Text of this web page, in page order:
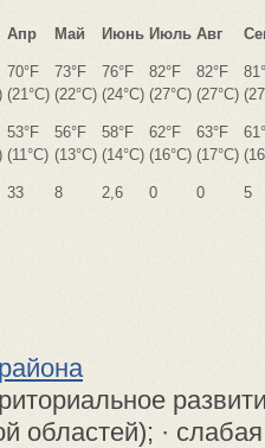
Апр Май Июнь Июль Авг
70°F
(21°C)
73°F
(22°C)
76°F
(24°C)
82°F
(27°C)
82°F
(27°C)
53°F
(11°C)
56°F
(13°C)
58°F
(14°C)
62°F
(16°C)
63°F
(17°C)
33 8 2,6 0 0 5
областей); ·